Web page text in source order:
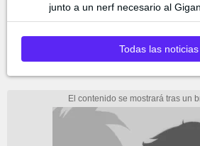
junto a un nerf necesario al
Todas las noticias